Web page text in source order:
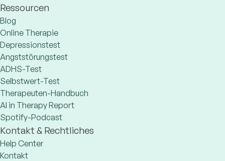
Ressourcen
Blog
Online Therapie
Depressionstest
Angststörungstest
ADHS-Test
Selbstwert-Test
Therapeuten-Handbuch
AI in Therapy Report
Spotify-Podcast
Kontakt & Rechtliches
Help Center
Kontakt